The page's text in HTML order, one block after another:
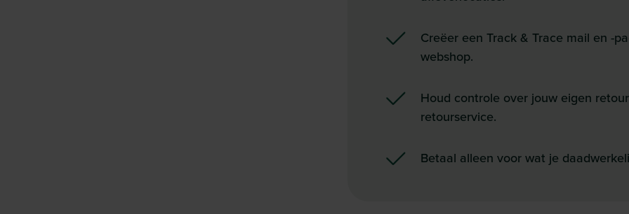
Creëer een Track & Trace mail en -
webshop.
Houd controle over jouw eigen
retourservice.
Betaal alleen voor wat je